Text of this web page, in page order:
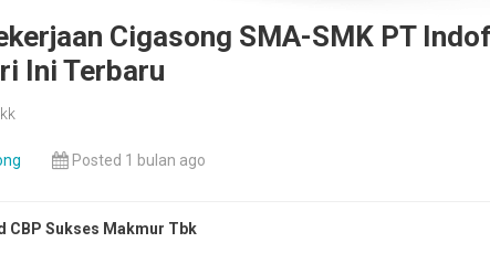
Cigasong SMA-SMK PT
Ini Terbaru
Posted 1 bulan ago
CBP Sukses Makmur Tbk